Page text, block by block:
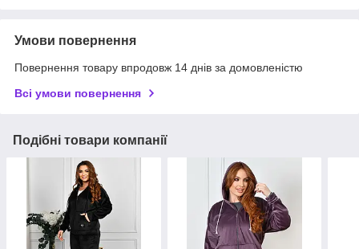
Умови повернення
Повернення товару впродовж 14 днів за домовленістю
Всі умови повернення
Подібні товари компанії